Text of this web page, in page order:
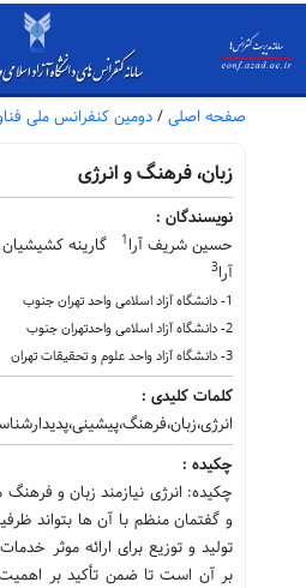
صفحه اصلی / دومین کنفرانس ملی
زبان، فرهنگ و انرژی
نویسندگان :
حسین شریف آرا1 گارینه
آرا3
1- دانشگاه آزاد اسلامی واحد تهران جنوب
2- دانشگاه آزاد اسلامی واحدتهران جنوب
3- دانشگاه آزاد واحد علوم و تحقیقات تهران
کلمات کلیدی :
چکیده :
چکیده: انرژی نیازمند زبان و
و گفتمان منظم با آن ها بتواند
تولید و توزیع برای ارائه موثر
بر آن است تا ضمن تأکید بر